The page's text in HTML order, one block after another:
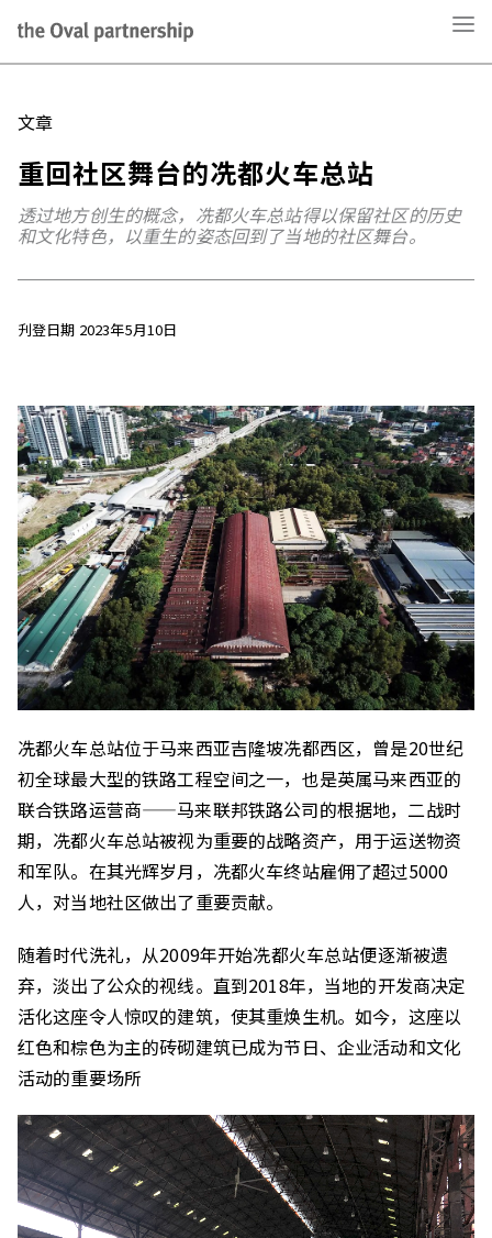
文章
重回社区舞台的冼都火车总站
透过地方创生的概念，冼都火车总站得以保留社区的历史
和文化特色，以重生的姿态回到了当地的社区舞台。
刋登日期 2023年5月10日
冼都火车总站位于马来西亚吉隆坡冼都西区，曾是20世纪
初全球最大型的铁路工程空间之一，也是英属马来西亚的
联合铁路运营商——马来联邦铁路公司的根据地，二战时
期，冼都火车总站被视为重要的战略资产，用于运送物资
和军队。在其光辉岁月，冼都火车终站雇佣了超过5000
人，对当地社区做出了重要贡献。
随着时代洗礼，从2009年开始冼都火车总站便逐渐被遗
弃，淡出了公众的视线。直到2018年，当地的开发商决定
活化这座令人惊叹的建筑，使其重焕生机。如今，这座以
红色和棕色为主的砖砌建筑已成为节日、企业活动和文化
活动的重要场所